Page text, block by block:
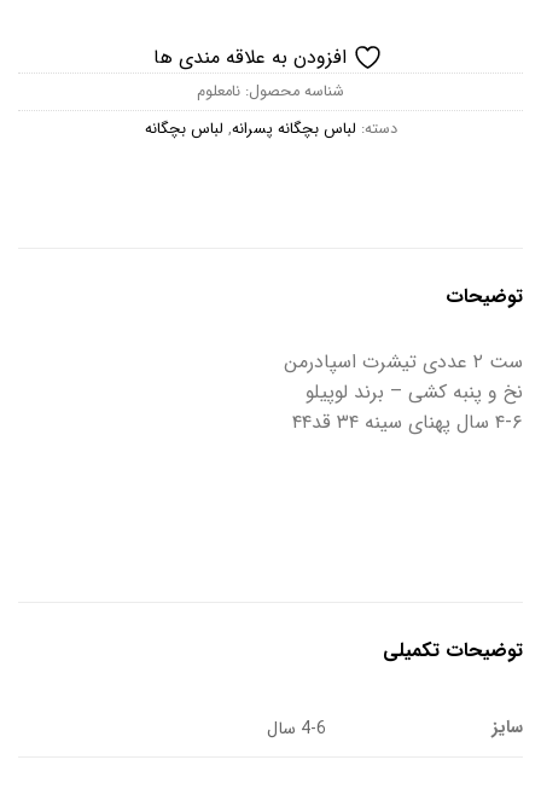
افزودن به علاقه مندی ها
شناسه محصول: نامعلوم
دسته: لباس بچگانه پسرانه, لباس بچگانه
توضیحات
ست ۲ عددی تیشرت اسپادرمن
نخ و پنبه کشی – برند لوپیلو
۴-۶ سال پهنای سینه ۳۴ قد۴۴
توضیحات تکمیلی
سایز 4-6 سال